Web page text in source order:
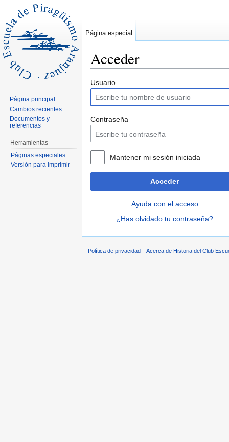
Acceder
Usuario
Contraseña
Mantener mi sesión iniciada
Acceder
Ayuda con el acceso
¿Has olvidado tu contraseña?
Página especial
Página principal
Cambios recientes
Documentos y
referencias
Herramientas
Páginas especiales
Versión para imprimir
Política de privacidad Acerca de Historia del Club